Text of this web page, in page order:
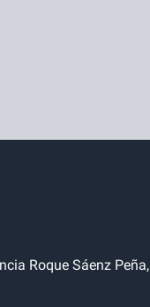
Roque Sáenz Peña,